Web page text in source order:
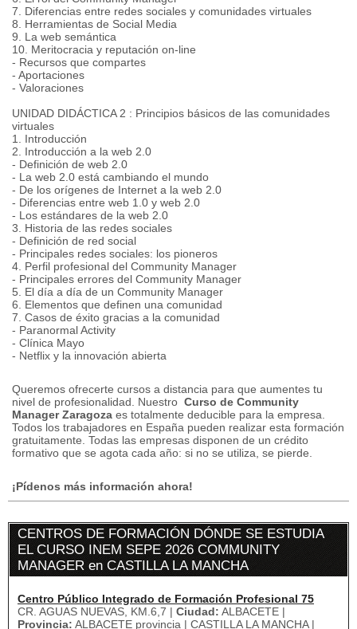
7. Diferencias entre redes sociales y comunidades virtuales
8. Herramientas de Social Media
9. La web semántica
10. Meritocracia y reputación on-line
- Recursos que compartes
- Aportaciones
- Valoraciones
UNIDAD DIDÁCTICA 2 : Principios básicos de las comunidades
virtuales
1. Introducción
2. Introducción a la web 2.0
- Definición de web 2.0
- La web 2.0 está cambiando el mundo
- De los orígenes de Internet a la web 2.0
- Diferencias entre web 1.0 y web 2.0
- Los estándares de la web 2.0
3. Historia de las redes sociales
- Definición de red social
- Principales redes sociales: los pioneros
4. Perfil profesional del Community Manager
- Principales errores del Community Manager
5. El día a día de un Community Manager
6. Elementos que definen una comunidad
7. Casos de éxito gracias a la comunidad
- Paranormal Activity
- Clínica Mayo
- Netflix y la innovación abierta
Queremos ofrecerte cursos a distancia para que aumentes tu
nivel de profesionalidad. Nuestro Curso de Community
Manager Zaragoza es totalmente deducible para la empresa.
Todos los trabajadores en España pueden realizar esta formación
gratuitamente. Todas las empresas disponen de un crédito
formativo que se agota cada año: si no se utiliza, se pierde.
¡Pídenos más información ahora!
CENTROS DE FORMACIÓN DÓNDE SE ESTUDIA
EL CURSO INEM SEPE 2026 COMMUNITY
MANAGER en CASTILLA LA MANCHA
Centro Público Integrado de Formación Profesional 75
CR. AGUAS NUEVAS, KM.6,7 | Ciudad: ALBACETE |
Provincia: ALBACETE provincia | CASTILLA LA MANCHA |